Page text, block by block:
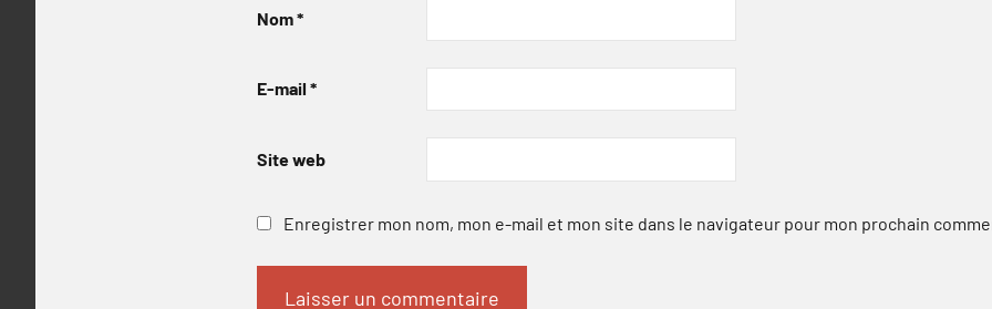
Nom*
E-mail *
Site web
Enregistrer mon nom, mon e-mail et mon site dans le navigateur pour mon prochain